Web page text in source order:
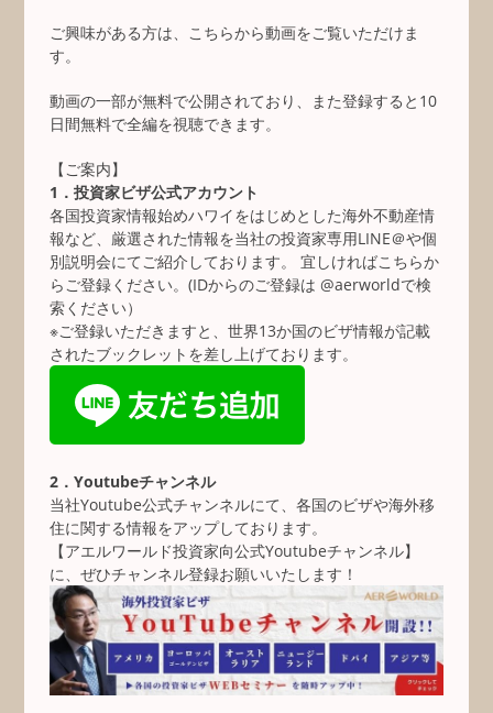
ご興味がある方は、こちらから動画をご覧いただけま
す。
動画の一部が無料で公開されており、また登録すると10
日間無料で全編を視聴できます。
【ご案内】
1．投資家ビザ公式アカウント
各国投資家情報始めハワイをはじめとした海外不動産情
報など、厳選された情報を当社の投資家専用LINE＠や個
別説明会にてご紹介しております。 宜しければこちらか
らご登録ください。(IDからのご登録は @aerworldで検
索ください）
※ご登録いただきますと、世界13か国のビザ情報が記載
されたブックレットを差し上げております。
2．Youtubeチャンネル
当社Youtube公式チャンネルにて、各国のビザや海外移
住に関する情報をアップしております。
【アエルワールド投資家向公式Youtubeチャンネル】
に、ぜひチャンネル登録お願いいたします！